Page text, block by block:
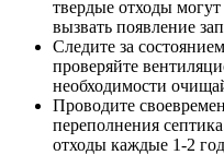
твердые отходы
вызвать появление
Следите за
проверяйте
необходимости
Проводите
переполнения
отходы каждые 1-2